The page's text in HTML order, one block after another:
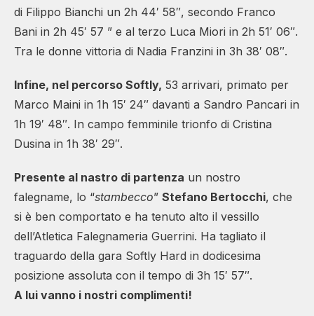
di Filippo Bianchi un 2h 44′ 58″, secondo Franco
Bani in 2h 45′ 57 ” e al terzo Luca Miori in 2h 51′ 06″.
Tra le donne vittoria di Nadia Franzini in 3h 38′ 08″.
Infine, nel percorso Softly, 53 arrivari, primato per
Marco Maini in 1h 15′ 24″ davanti a Sandro Pancari in
1h 19′ 48″. In campo femminile trionfo di Cristina
Dusina in 1h 38′ 29″.
Presente al nastro di partenza un nostro
falegname, lo “stambecco” Stefano Bertocchi, che
si è ben comportato e ha tenuto alto il vessillo
dell’Atletica Falegnameria Guerrini. Ha tagliato il
traguardo della gara Softly Hard in dodicesima
posizione assoluta con il tempo di 3h 15′ 57″.
A lui vanno i nostri complimenti!